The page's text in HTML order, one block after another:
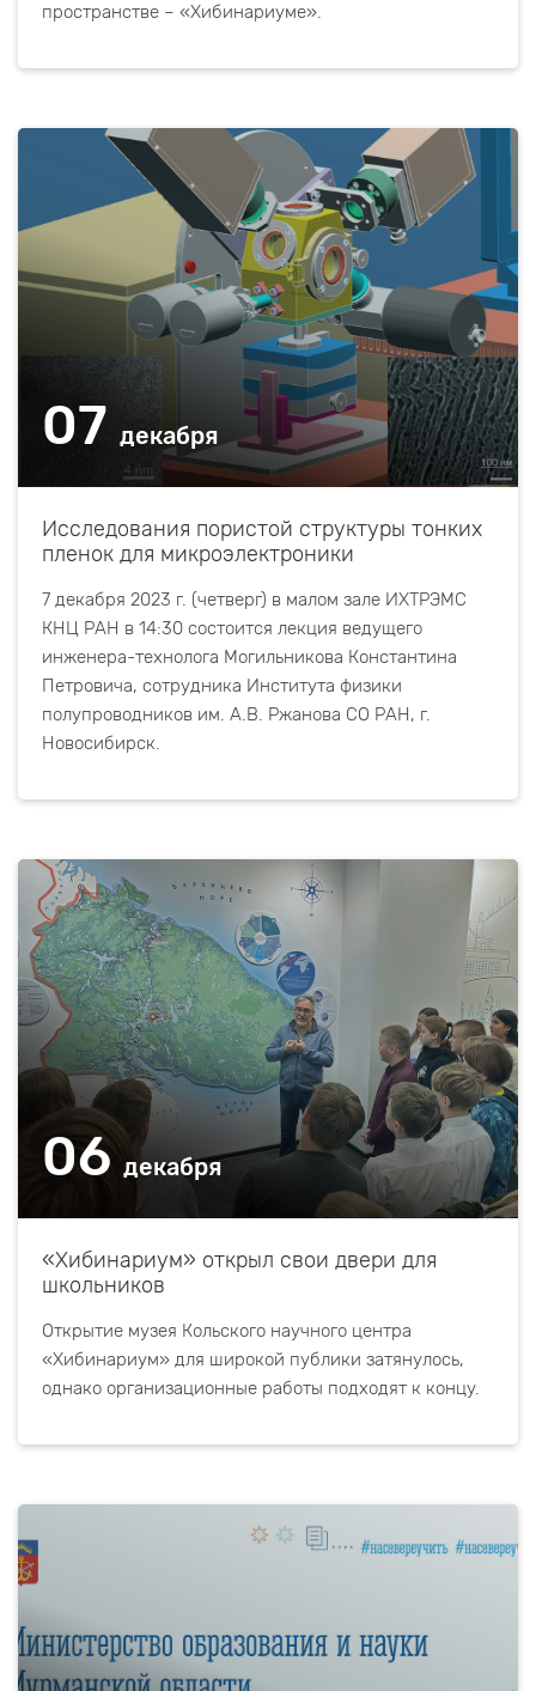
пространстве – «Хибинариуме».
07 декабря
Исследования пористой структуры тонких
пленок для микроэлектроники
7 декабря 2023 г. (четверг) в малом зале ИХТРЭМС
КНЦ РАН в 14:30 состоится лекция ведущего
инженера-технолога Могильникова Константина
Петровича, сотрудника Института физики
полупроводников им. А.В. Ржанова СО РАН, г.
Новосибирск.
06 декабря
«Хибинариум» открыл свои двери для
школьников
Открытие музея Кольского научного центра
«Хибинариум» для широкой публики затянулось,
однако организационные работы подходят к концу.